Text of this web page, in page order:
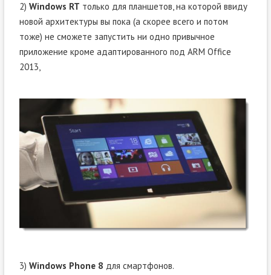
2) Windows RT только для планшетов, на которой ввиду
новой архитектуры вы пока (а скорее всего и потом
тоже) не сможете запустить ни одно привычное
приложение кроме адаптированного под ARM Office
2013,
3) Windows Phone 8 для смартфонов.